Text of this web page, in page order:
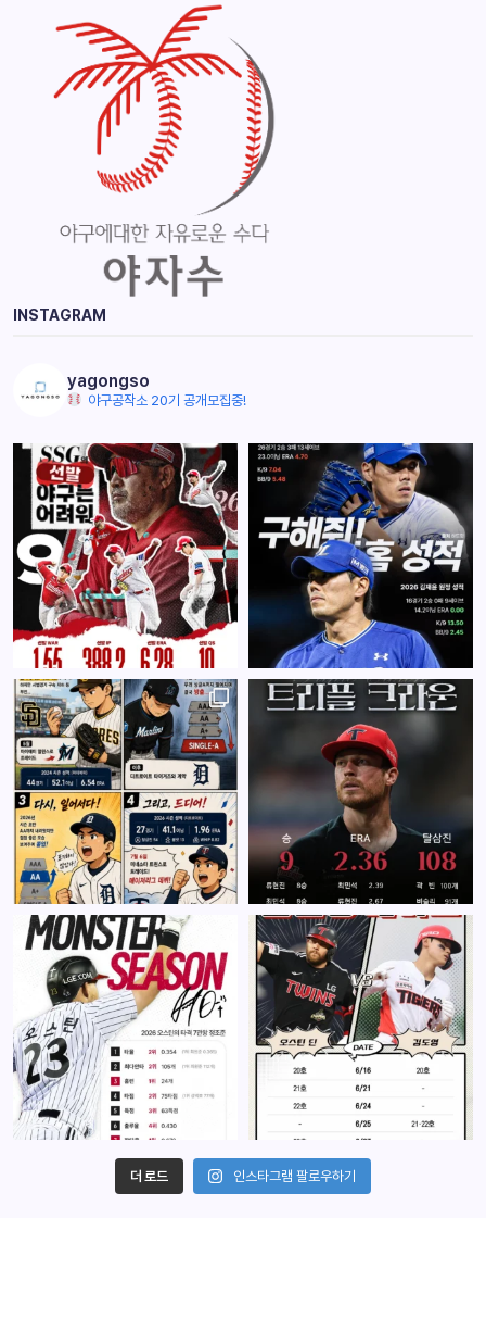
INSTAGRAM
yagongso
야구공작소 20기 공개모집중!
더 로드 인스타그램 팔로우하기